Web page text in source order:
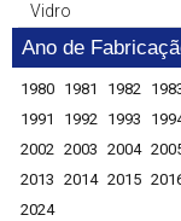
Vidro
Ano de
1980 1981 1982
1991
1992 1993
2002 2003 2004
2013 2014 2015
2024